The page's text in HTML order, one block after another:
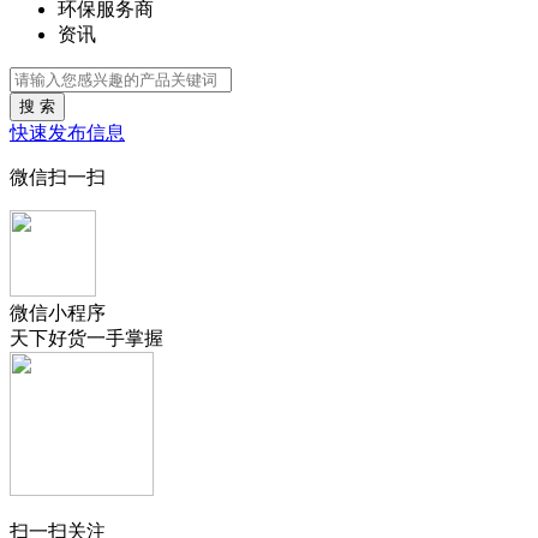
环保服务商
资讯
搜 索
快速发布信息
微信扫一扫
微信小程序
天下好货一手掌握
扫一扫关注